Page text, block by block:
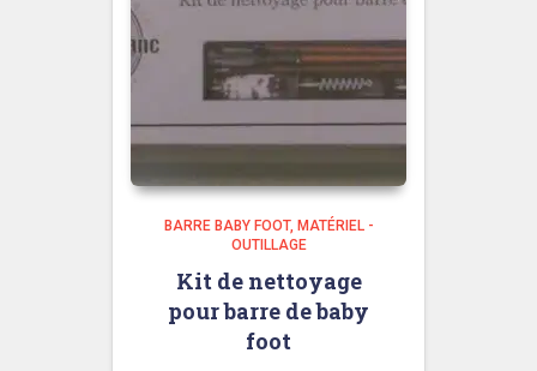
BARRE BABY FOOT
MATÉRIEL -
OUTILLAGE
Kit de nettoyage
pour barre de baby
foot